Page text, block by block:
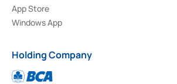
App Store
Windows App
Holding Company